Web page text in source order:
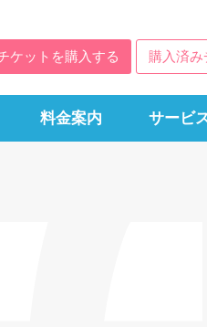
ケットを購入する 購入済み
料金案内 サービ